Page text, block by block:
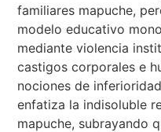
familiares mapuche,
modelo educativo
mediante violencia
castigos corporales e
nociones de
enfatiza la indisoluble
mapuche, subrayando